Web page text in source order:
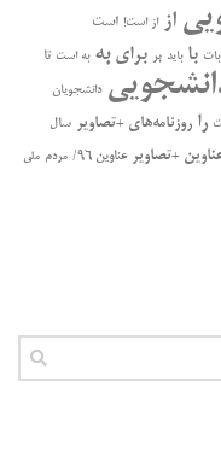
از از است! است
با باید بر برای به به است تا
دانشجویان
را روزنامه‌های +تصاویر سال
+تصاویر عناوین ۹۶/ مردم ملی